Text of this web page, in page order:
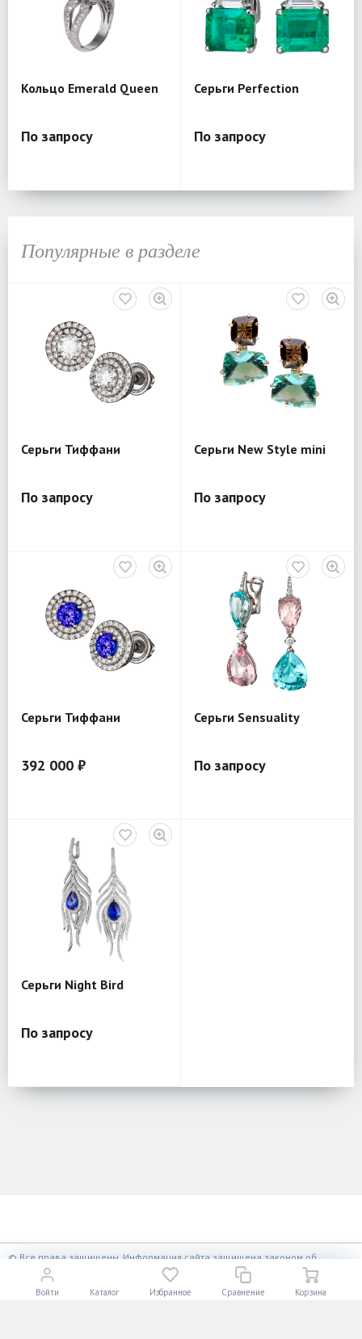
Кольцо Emerald Queen
По запросу
Серьги Perfection
По запросу
Популярные в разделе
Серьги Тиффани
По запросу
Серьги New Style mini
По запросу
Серьги Тиффани
392 000 ₽
Серьги Sensuality
По запросу
Серьги Night Bird
По запросу
© Все права защищены. Информация сайта защищена законом об
авторских правах.
Разработано в
«АЛЬФА Системс»
Войти Каталог Избранное Сравнение Корзина